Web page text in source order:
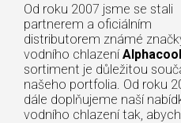
Od roku 2007 jsme se stali
partnerem a oficiálním
distributorem známé
vodního chlazení Alphacool
sortiment je důležitou
našeho portfolia. Od roku
dále doplňujeme naší
vodního chlazení tak,